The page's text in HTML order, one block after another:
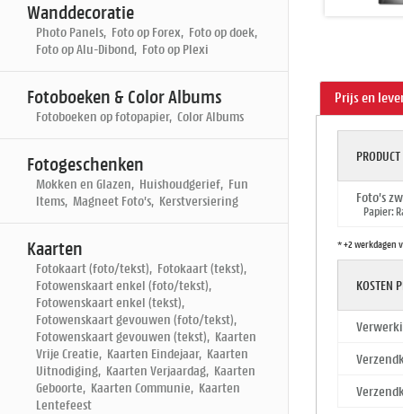
Wanddecoratie
Photo Panels, Foto op Forex, Foto op doek,
Foto op Alu-Dibond, Foto op Plexi
Fotoboeken & Color Albums
Fotoboeken op fotopapier, Color Albums
Fotogeschenken
Mokken en Glazen, Huishoudgerief, Fun
Items, Magneet Foto's, Kerstversiering
Kaarten
Fotokaart (foto/tekst), Fotokaart (tekst),
Fotowenskaart enkel (foto/tekst),
Fotowenskaart enkel (tekst),
Fotowenskaart gevouwen (foto/tekst),
Fotowenskaart gevouwen (tekst), Kaarten
Vrije Creatie, Kaarten Eindejaar, Kaarten
Uitnodiging, Kaarten Verjaardag, Kaarten
Geboorte, Kaarten Communie, Kaarten
Lentefeest
Prijs en
PRODUCT
Foto's
Papier:
* +2 werkdagen
KOSTEN